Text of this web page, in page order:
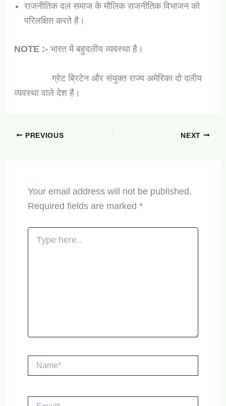
राजनीतिक दल समाज के मौलिक राजनीतिक विभाजन को
परिलक्षित करते है।
NOTE :-भारत में बहुदलीय व्यवस्था है।
ग्रेट ब्रिटेन और संयुक्त राज्य अमेरिका दो दलीय
व्यवस्था वाले देश है।
PREVIOUS NEXT
Your email address will not be published.
Required fields are marked *
Type
here..
Email*